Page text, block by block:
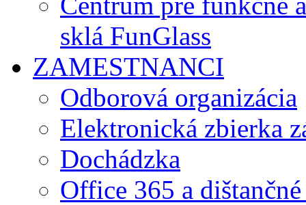
sklá FunGlass
ZAMESTNANCI
Odborová organizácia
Elektronická zbierka
Dochádzka
Office 365 a